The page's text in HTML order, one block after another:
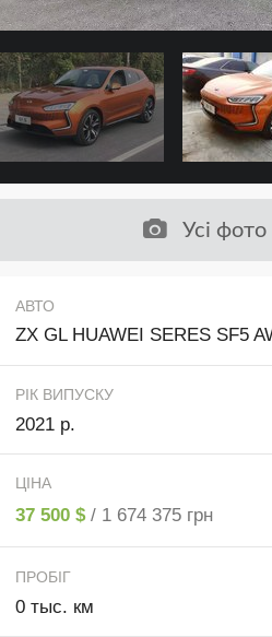
Усі
АВТО
ZX GL HUAWEI SERES SF5
РІК ВИПУСКУ
2021 р.
ЦІНА
37 500 $ / 1 674 375 грн
ПРОБІГ
0 тыс. км